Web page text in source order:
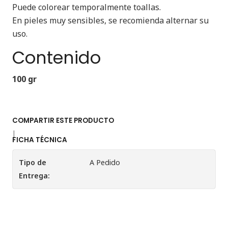
Puede colorear temporalmente toallas.
En pieles muy sensibles, se recomienda alternar su
uso.
Contenido
100 gr
COMPARTIR ESTE PRODUCTO
|
FICHA TÉCNICA
Tipo de
Entrega:
A Pedido